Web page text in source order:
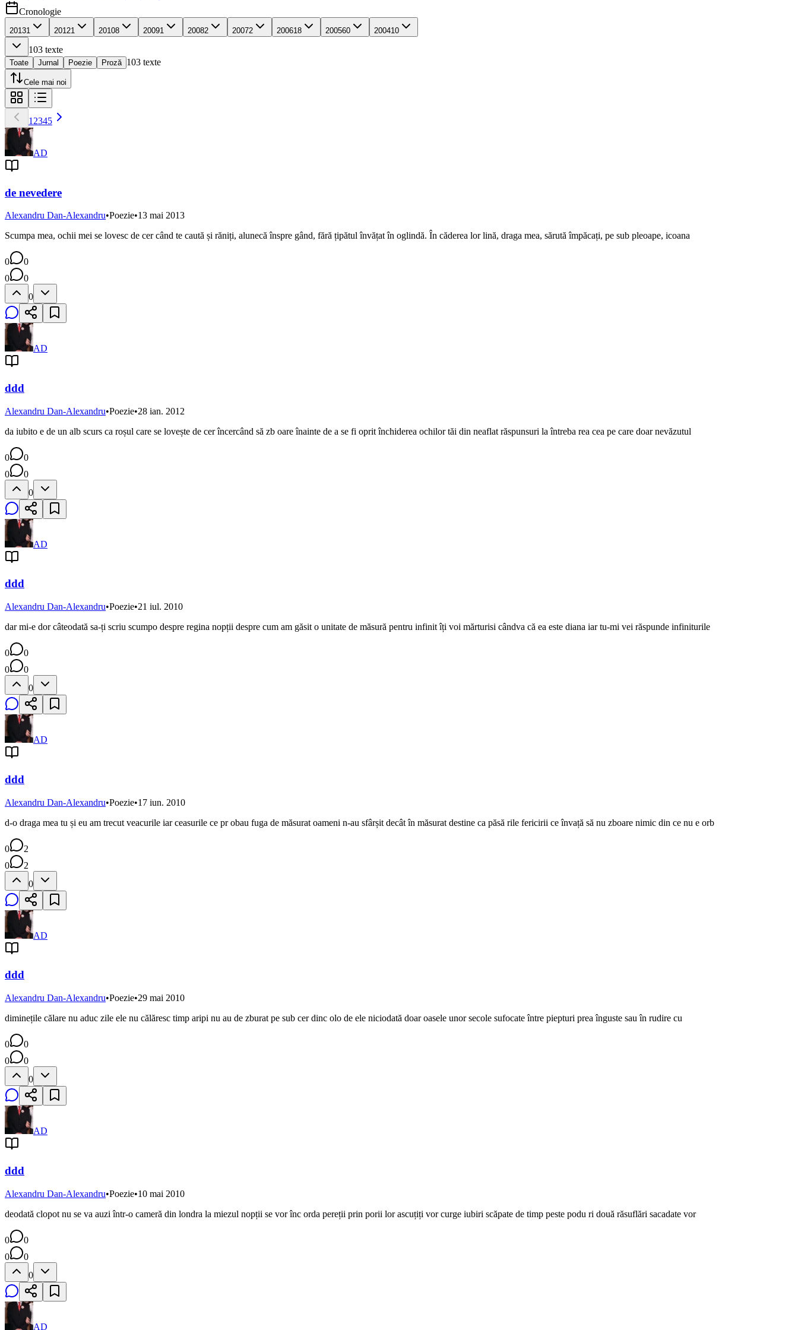
Cronologie
20131 20121 20108 20091 20082 20072 200618 200560 200410
103 texte
Toate Jurnal Poezie Proză 103 texte
Cele mai noi
1 2345
AD
de nevedere
Alexandru Dan-Alexandru•Poezie•13 mai 2013
Scumpa mea, ochii mei se lovesc de cer când te caută și răniți, alunecă înspre gând, fără țipătul învățat în oglindă. În căderea lor lină, draga mea, sărută împăcați, pe sub pleoape, icoana
0
0
0
0
0
AD
ddd
Alexandru Dan-Alexandru•Poezie•28 ian. 2012
da iubito e de un alb scurs ca roșul care se lovește de cer încercând să zb oare înainte de a se fi oprit închiderea ochilor tăi din neaflat răspunsuri la întreba rea cea pe care doar nevăzutul
0
0
0
0
0
AD
ddd
Alexandru Dan-Alexandru•Poezie•21 iul. 2010
dar mi-e dor câteodată sa-ți scriu scumpo despre regina nopții despre cum am găsit o unitate de măsură pentru infinit îți voi mărturisi cândva că ea este diana iar tu-mi vei răspunde infiniturile
0
0
0
0
0
AD
ddd
Alexandru Dan-Alexandru•Poezie•17 iun. 2010
d-o draga mea tu și eu am trecut veacurile iar ceasurile ce pr obau fuga de măsurat oameni n-au sfârșit decât în măsurat destine ca păsă rile fericirii ce învață să nu zboare nimic din ce nu e orb
0
2
0
2
0
AD
ddd
Alexandru Dan-Alexandru•Poezie•29 mai 2010
diminețile călare nu aduc zile ele nu călăresc timp aripi nu au de zburat pe sub cer dinc olo de ele niciodată doar oasele unor secole sufocate între piepturi prea înguste sau în rudire cu
0
0
0
0
0
AD
ddd
Alexandru Dan-Alexandru•Poezie•10 mai 2010
deodată clopot nu se va auzi într-o cameră din londra la miezul nopții se vor înc orda pereții prin porii lor ascuțiți vor curge iubiri scăpate de timp peste podu ri două răsuflări sacadate vor
0
0
0
0
0
AD